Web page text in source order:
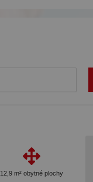
12,9 m² obytné plochy